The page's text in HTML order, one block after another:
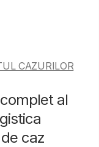
CAZURILOR
al
caz